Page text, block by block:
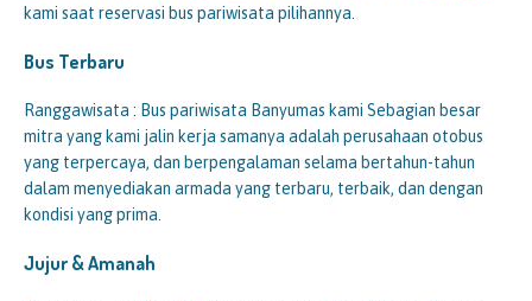
kami saat reservasi bus pariwisata pilihannya.
Bus Terbaru
Ranggawisata : Bus pariwisata Banyumas kami Sebagian besar
mitra yang kami jalin kerja samanya adalah perusahaan otobus
yang terpercaya, dan berpengalaman selama bertahun-tahun
dalam menyediakan armada yang terbaru, terbaik, dan dengan
kondisi yang prima.
Jujur & Amanah